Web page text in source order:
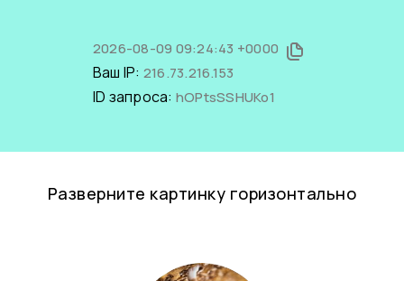
2026-08-09 09:24:43 +0000
Ваш IP: 216.73.216.153
ID запроса: hOPtsSSHUKo1
Разверните картинку горизонтально